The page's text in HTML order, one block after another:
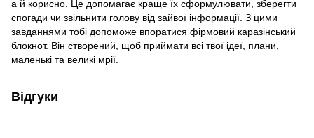
а й корисно. Це допомагає краще їх сформулювати, зберегти
спогади чи звільнити голову від зайвої інформації. З цими
завданнями тобі допоможе впоратися фірмовий каразінський
блокнот. Він створений, щоб приймати всі твої ідеї, плани,
маленькі та великі мрії.
Відгуки